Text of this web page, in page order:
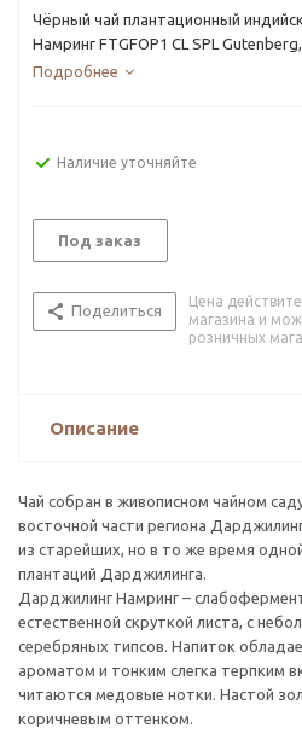
Чёрный чай плантационный
Намринг FTGFOP1 CL SPL
Подробнее
Наличие уточняйте
Под заказ
Поделиться
Цена
магазина и
розничных
Описание
Чай собран в живописном чайном
восточной части региона
из старейших, но в то же время
плантаций Дарджилинга.
Дарджилинг Намринг –
естественной скруткой листа, с
серебряных типсов. Напиток
ароматом и тонким слегка терпким
читаются медовые нотки. Настой
коричневым оттенком.